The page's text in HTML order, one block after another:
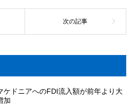
ケドニアへのFDI流入額が前年より大
加